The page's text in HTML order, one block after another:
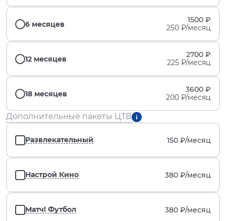
6 месяцев
1500 ₽
250 ₽/месяц
12 месяцев
2700 ₽
225 ₽/месяц
18 месяцев
3600 ₽
200 ₽/месяц
Дополнительные пакеты ЦТВ
Развлекательный 150 ₽/месяц
Настрой Кино 380 ₽/месяц
Матч! Футбол 380 ₽/месяц